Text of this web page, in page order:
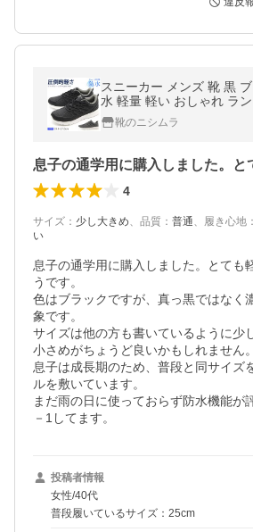
スニーカー メンズ 靴 黒
水 軽量 軽い おしゃれ ラン
ング ラーキンス LARKINS
靴のニシムラ
4
サイズ ： 少し大きめ、 品質 ： 普通、 履き心地 ：
い
息子の通学用に購入しました。とても
うです。
色はブラックですが、真っ黒ではなく
象です。
サイズは他の方も書いているように少
小さめがちょうど良いかもしれません。
息子は成長期のため、普段と同サイズ
ルを敷いています。
まだ雨の日に使っておらず防水機能が
－1してます。
投稿者情報
女性/40代
普段履いているサイズ：25cm